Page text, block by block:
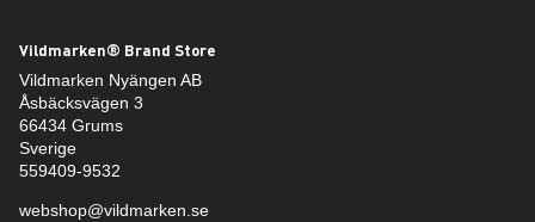
Vildmarken® Brand Store
Vildmarken Nyängen AB
Åsbäcksvägen 3
66434 Grums
Sverige
559409-9532
webshop@vildmarken.se